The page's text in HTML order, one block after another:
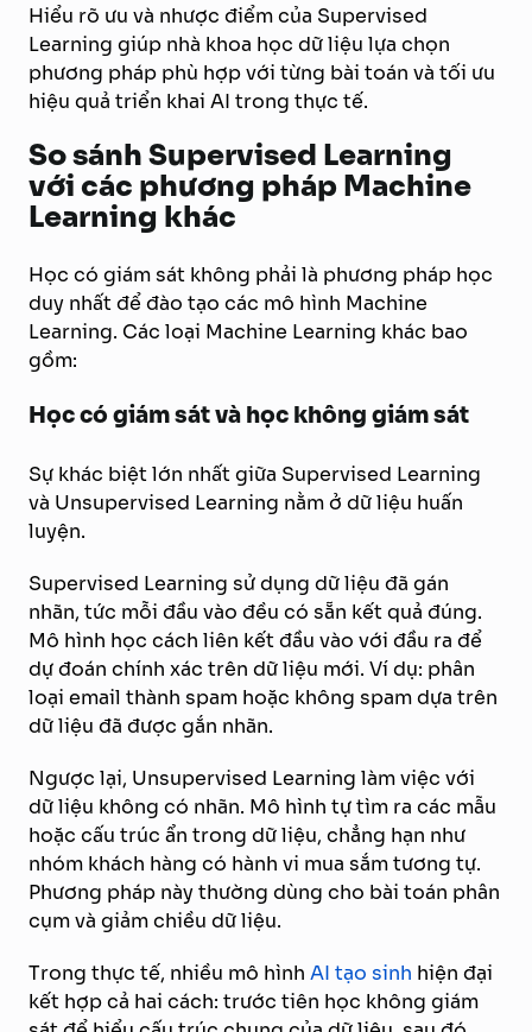
Hiểu rõ ưu và nhược điểm của Supervised
Learning giúp nhà khoa học dữ liệu lựa chọn
phương pháp phù hợp với từng bài toán và tối ưu
hiệu quả triển khai AI trong thực tế.
So sánh Supervised Learning
với các phương pháp Machine
Learning khác
Học có giám sát không phải là phương pháp học
duy nhất để đào tạo các mô hình Machine
Learning. Các loại Machine Learning khác bao
gồm:
Học có giám sát và học không giám sát
Sự khác biệt lớn nhất giữa Supervised Learning
và Unsupervised Learning nằm ở dữ liệu huấn
luyện.
Supervised Learning sử dụng dữ liệu đã gán
nhãn, tức mỗi đầu vào đều có sẵn kết quả đúng.
Mô hình học cách liên kết đầu vào với đầu ra để
dự đoán chính xác trên dữ liệu mới. Ví dụ: phân
loại email thành spam hoặc không spam dựa trên
dữ liệu đã được gắn nhãn.
Ngược lại, Unsupervised Learning làm việc với
dữ liệu không có nhãn. Mô hình tự tìm ra các mẫu
hoặc cấu trúc ẩn trong dữ liệu, chẳng hạn như
nhóm khách hàng có hành vi mua sắm tương tự.
Phương pháp này thường dùng cho bài toán phân
cụm và giảm chiều dữ liệu.
Trong thực tế, nhiều mô hình AI tạo sinh hiện đại
kết hợp cả hai cách: trước tiên học không giám